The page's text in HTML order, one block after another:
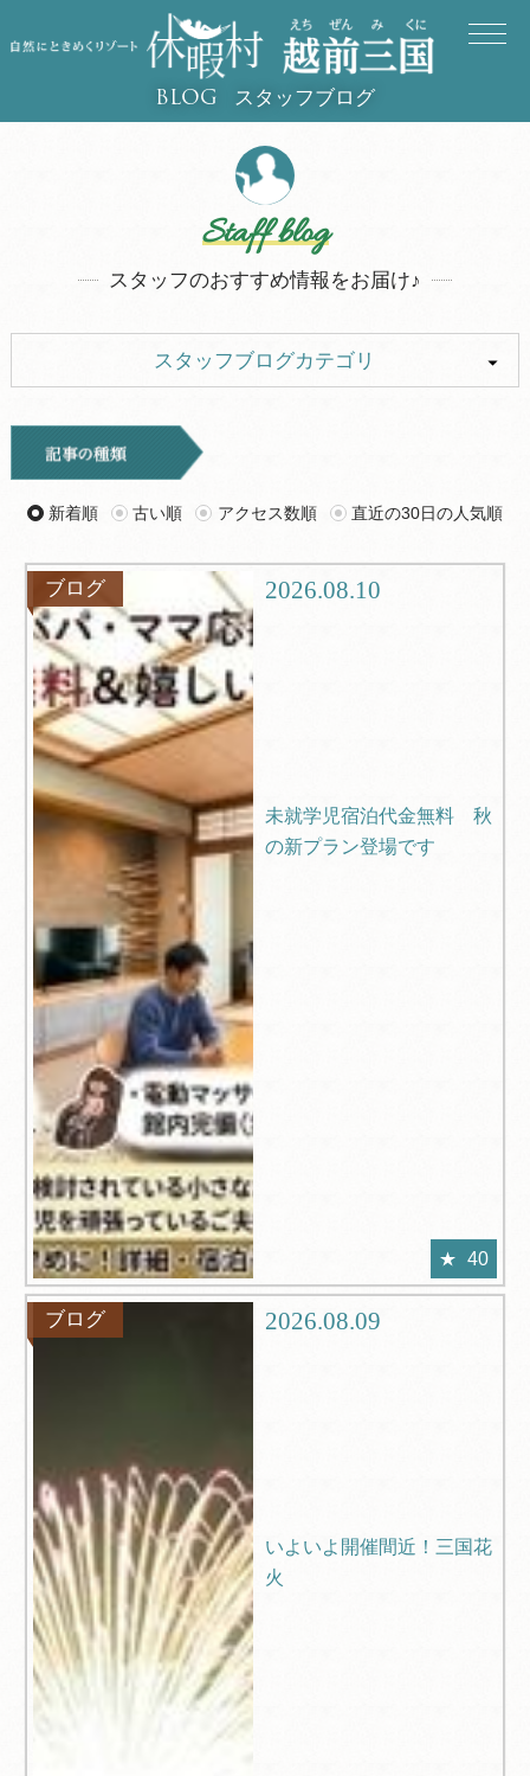
BLOG スタッフブログ
Staff blog
スタッフのおすすめ情報をお届け♪
スタッフブログカテゴリ
キャンプ
ツアー グルメ
観光
Q＆A
新着順 古い順 アクセス数順 直近の30日の人気順
ブログ 2026.08.10
未就学児宿泊代金無料 秋
の新プラン登場です
40
ブログ 2026.08.09
いよいよ開催間近！三国花
火